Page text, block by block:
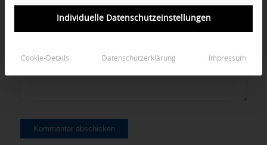
Individuelle Datenschutzeinstellungen
Cookie-Details Datenschutzerklärung Impressum